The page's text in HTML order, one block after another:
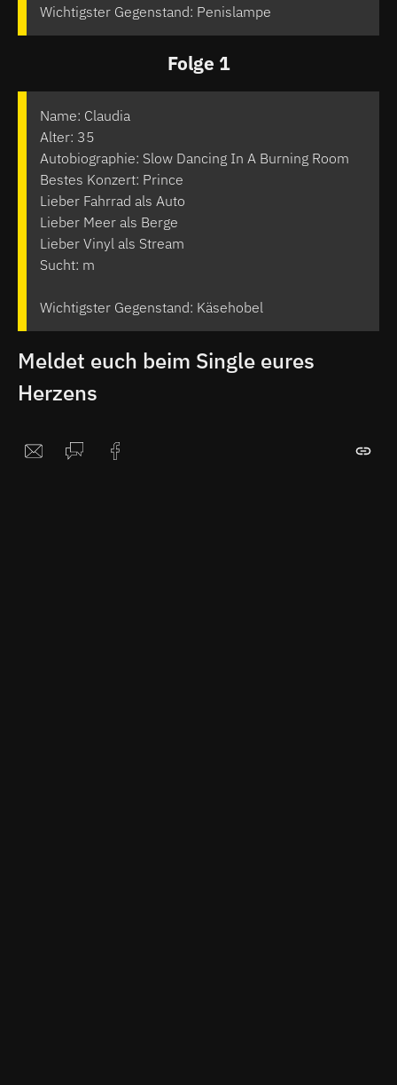
Wichtigster Gegenstand: Penislampe
Folge 1
Name: Claudia
Alter: 35
Autobiographie: Slow Dancing In A Burning Room
Bestes Konzert: Prince
Lieber Fahrrad als Auto
Lieber Meer als Berge
Lieber Vinyl als Stream
Sucht: m
Wichtigster Gegenstand: Käsehobel
Meldet euch beim Single eures
Herzens